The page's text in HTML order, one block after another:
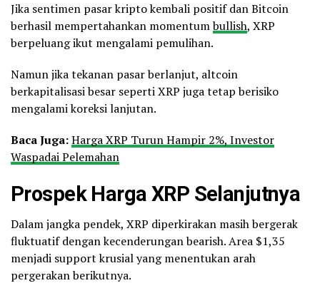
Jika sentimen pasar kripto kembali positif dan Bitcoin
berhasil mempertahankan momentumbullish, XRP
berpeluang ikut mengalami pemulihan.
Namun jika tekanan pasar berlanjut, altcoin
berkapitalisasi besar seperti XRP juga tetap berisiko
mengalami koreksi lanjutan.
Baca Juga:Harga XRP Turun Hampir 2%, Investor
Waspadai Pelemahan
Prospek Harga XRP Selanjutnya
Dalam jangka pendek, XRP diperkirakan masih bergerak
fluktuatif dengan kecenderungan bearish. Area $1,35
menjadi support krusial yang menentukan arah
pergerakan berikutnya.